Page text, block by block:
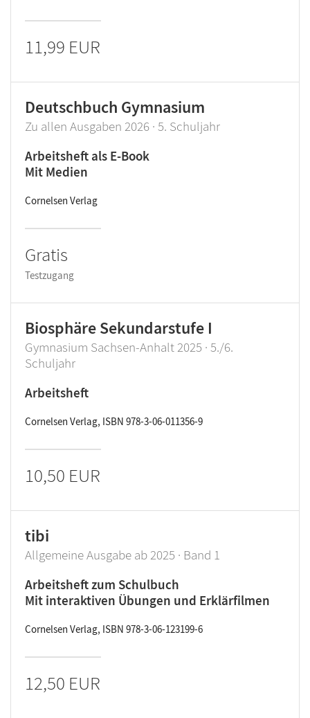
11,99 EUR
Deutschbuch Gymnasium
Zu allen Ausgaben 2026 · 5. Schuljahr
Arbeitsheft als E-Book
Mit Medien
Cornelsen Verlag
Gratis
Testzugang
Biosphäre Sekundarstufe I
Gymnasium Sachsen-Anhalt 2025 · 5./6.
Schuljahr
Arbeitsheft
Cornelsen Verlag, ISBN 978-3-06-011356-9
10,50 EUR
tibi
Allgemeine Ausgabe ab 2025 · Band 1
Arbeitsheft zum Schulbuch
Mit interaktiven Übungen und Erklärfilmen
Cornelsen Verlag, ISBN 978-3-06-123199-6
12,50 EUR